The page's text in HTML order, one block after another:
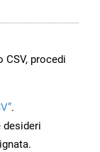
CSV, procedi
.
desideri